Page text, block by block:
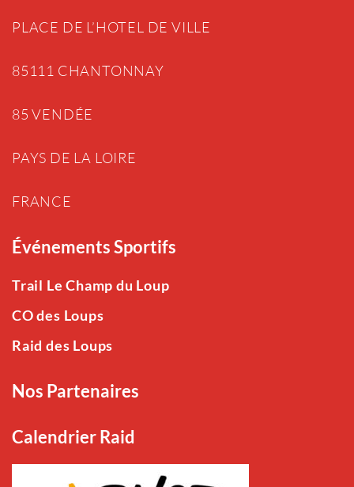
PLACE DE L’HOTEL DE VILLE
85111 CHANTONNAY
85 VENDÉE
PAYS DE LA LOIRE
FRANCE
Événements Sportifs
Trail Le Champ du Loup
CO des Loups
Raid des Loups
Nos Partenaires
Calendrier Raid